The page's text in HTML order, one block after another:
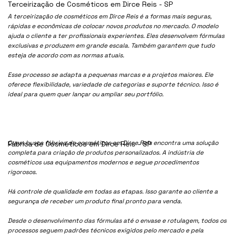
A terceirização de cosméticos em Dirce Reis é a formas mais seguras,
rápidas e econômicas de colocar novos produtos no mercado. O modelo
ajuda o cliente a ter profissionais experientes. Eles desenvolvem fórmulas
exclusivas e produzem em grande escala. Também garantem que tudo
esteja de acordo com as normas atuais.
Esse processo se adapta a pequenas marcas e a projetos maiores. Ele
oferece flexibilidade, variedade de categorias e suporte técnico. Isso é
ideal para quem quer lançar ou ampliar seu portfólio.
Quem busca fábrica de cosméticos em Dirce Reis encontra uma solução
completa para criação de produtos personalizados. A indústria de
cosméticos usa equipamentos modernos e segue procedimentos
rigorosos.
Há controle de qualidade em todas as etapas. Isso garante ao cliente a
segurança de receber um produto final pronto para venda.
Desde o desenvolvimento das fórmulas até o envase e rotulagem, todos os
processos seguem padrões técnicos exigidos pelo mercado e pela
Fábrica de Cosméticos em Dirce Reis - SP
Terceirização de Cosméticos em Dirce Reis - SP